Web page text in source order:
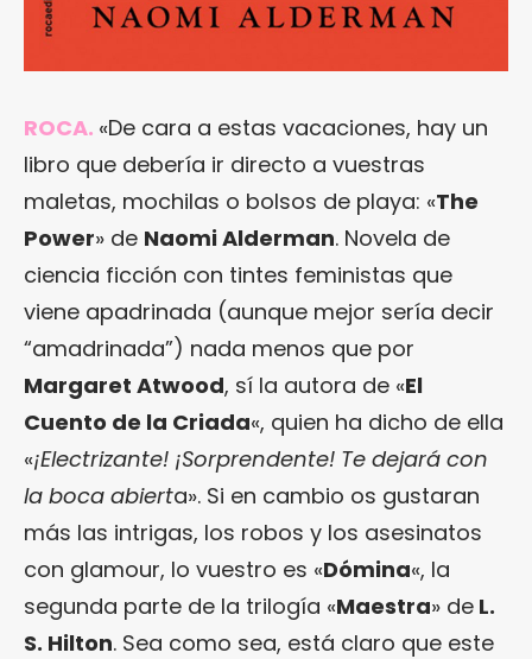
ROCA. «De cara a estas vacaciones, hay un
libro que debería ir directo a vuestras
maletas, mochilas o bolsos de playa: «The
Power» de Naomi Alderman. Novela de
ciencia ficción con tintes feministas que
viene apadrinada (aunque mejor sería decir
“amadrinada”) nada menos que por
Margaret Atwood, sí la autora de «El
Cuento de la Criada«, quien ha dicho de ella
«¡Electrizante! ¡Sorprendente! Te dejará con
la boca abierta». Si en cambio os gustaran
más las intrigas, los robos y los asesinatos
con glamour, lo vuestro es «Dómina«, la
segunda parte de la trilogía «Maestra» de L.
S. Hilton. Sea como sea, está claro que este